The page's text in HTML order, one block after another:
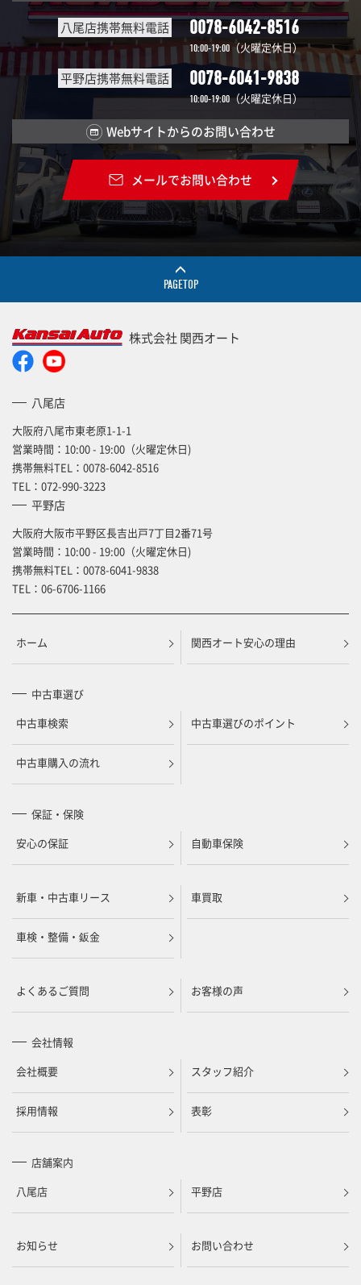
八尾店携帯無料電話 0078-6042-8516
10:00-19:00 （火曜定休日）
平野店携帯無料電話 0078-6041-9838
10:00-19:00（火曜定休日）
Webサイトからのお問い合わせ
メールでお問い合わせ
PAGETOP
株式会社 関西オート
八尾店
大阪府八尾市東老原1-1-1
営業時間：10:00 - 19:00（火曜定休日)
携帯無料TEL： 0078-6042-8516
TEL： 072-990-3223
平野店
大阪府大阪市平野区長吉出戸7丁目2番71号
営業時間：10:00 - 19:00（火曜定休日)
携帯無料TEL： 0078-6041-9838
TEL： 06-6706-1166
ホーム 関西オート安心の理由
中古車選び
中古車検索
中古車選びのポイント
中古車購入の流れ
保証・保険
安心の保証
自動車保険
新車・中古車リース 車買取
車検・整備・鈑金
よくあるご質問 お客様の声
会社情報
会社概要
スタッフ紹介
採用情報 表彰
店舗案内
八尾店
平野店
お知らせ お問い合わせ